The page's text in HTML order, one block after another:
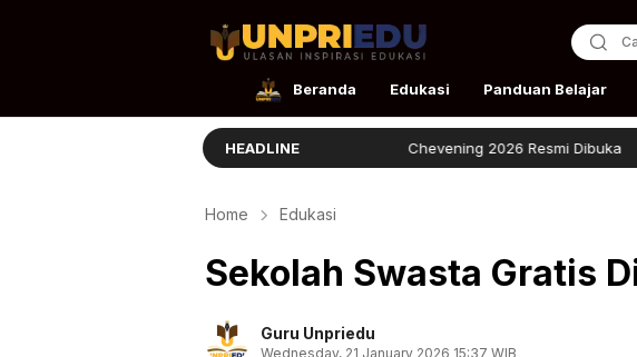
UnpriEdu
Ulasan Inspirasi Edukasi
Beranda Edukasi Panduan Belajar
HEADLINE
Ellita Lulus dengan Prestasi Chevening 2026 Resmi Dibuka
Home Edukasi
Sekolah Swasta Gratis
Guru Unpriedu
Wednesday, 21 January 2026 15:37 WIB